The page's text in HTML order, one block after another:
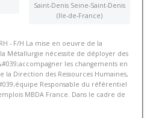
Saint-Denis Seine-Saint-Denis
(Ile-de-France)
- F/H La mise en oeuvre de la
Métallurgie nécessite de déployer des
les changements en
la Direction des Ressources Humaines,
Responsable du référentiel
MBDA France. Dans le cadre de